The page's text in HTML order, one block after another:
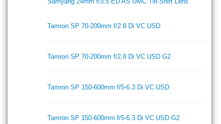
Tamron SP 70-200mm f/2.8 Di VC USD
Tamron SP 70-200mm f/2.8 Di VC USD G2
Tamron SP 150-600mm f/5-6.3 Di VC USD
Tamron SP 150-600mm f/5-6.3 Di VC USD G2